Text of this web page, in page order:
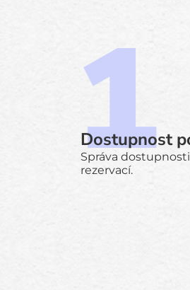
Dostupnost
Správa
rezervací.